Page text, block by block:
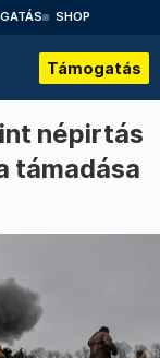
SHOP
Támogatás
népirtás
támadása